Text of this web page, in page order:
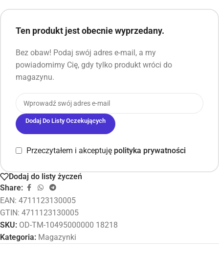
Ten produkt jest obecnie wyprzedany.
Bez obaw! Podaj swój adres e-mail, a my
powiadomimy Cię, gdy tylko produkt wróci do
magazynu.
Dodaj Do Listy Oczekujących
Przeczytałem i akceptuję polityka prywatności
Dodaj do listy życzeń
Share:
EAN: 4711123130005
GTIN: 4711123130005
SKU: OD-TM-10495000000 18218
Kategoria: Magazynki